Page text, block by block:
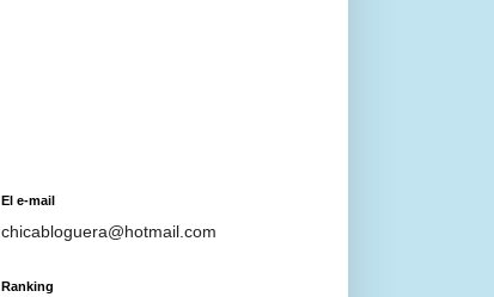
El e-mail
chicabloguera@hotmail.com
Ranking